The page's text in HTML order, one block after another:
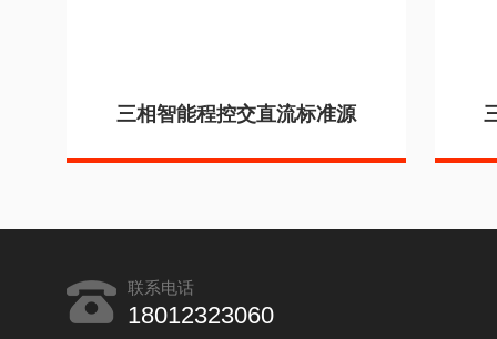
三相智能程控交直流标准源
联系电话
18012323060